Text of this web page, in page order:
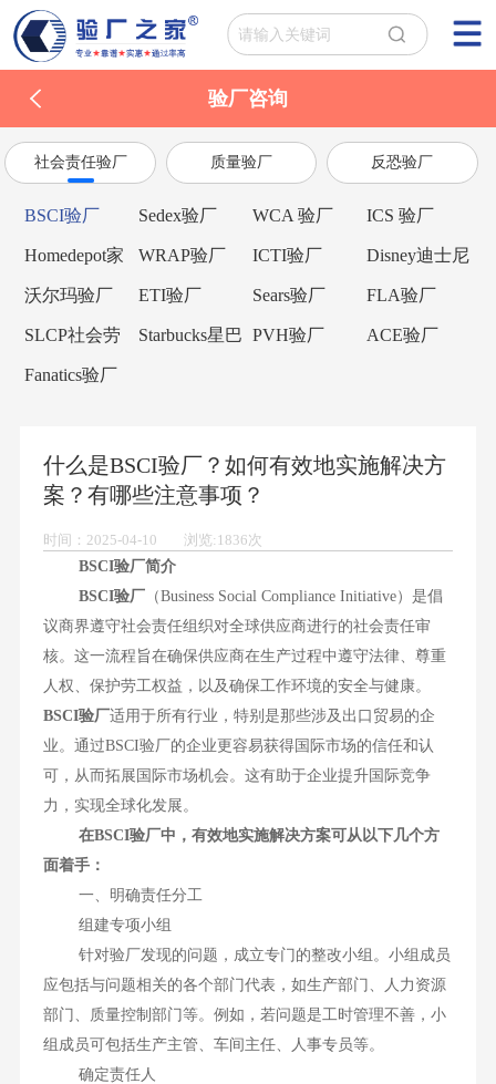
验厂咨询
社会责任验厂 质量验厂 反恐验厂
BSCI验厂 Sedex验厂 WCA 验厂 ICS 验厂
Homedepot家
得宝验厂
WRAP验厂 ICTI验厂
Disney迪士尼
验厂
沃尔玛验厂 ETI验厂 Sears验厂 FLA验厂
SLCP社会劳
工整合项目
Starbucks星巴 PVH验厂 ACE验厂
Fanatics验厂
什么是BSCI验厂？如何有效地实施解决方
案？有哪些注意事项？
时间：2025-04-10 浏览:1836次
BSCI验厂简介
BSCI验厂 （Business Social Compliance Initiative）是倡
议商界遵守社会责任组织对全球供应商进行的社会责任审
核。这一流程旨在确保供应商在生产过程中遵守法律、尊重
人权、保护劳工权益，以及确保工作环境的安全与健康。
BSCI验厂适用于所有行业，特别是那些涉及出口贸易的企
业。通过BSCI验厂的企业更容易获得国际市场的信任和认
可，从而拓展国际市场机会。这有助于企业提升国际竞争
力，实现全球化发展。
在BSCI验厂中，有效地实施解决方案可从以下几个方
面着手：
一、明确责任分工
组建专项小组
针对验厂发现的问题，成立专门的整改小组。小组成员
应包括与问题相关的各个部门代表，如生产部门、人力资源
部门、质量控制部门等。例如，若问题是工时管理不善，小
组成员可包括生产主管、车间主任、人事专员等。
确定责任人